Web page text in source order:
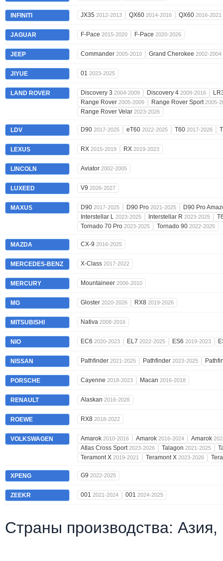
INFINITI JX35 2012-2013 QX60 2014-2016 QX60 2016-2021
JAGUAR F-Pace 2015-2020 F-Pace 2020-2026
JEEP Commander 2005-2010 Grand Cherokee 2002-2004
JIYUE 01 2023-2025
LAND ROVER Discovery 3 2004-2009 Discovery 4 2009-2016
Range Rover 2005-2009 Range Rover Sport2005-
Range Rover Velar 2023-2026
LDV D90 2017-2025 eT60 2022-2025 T60 2017-2026
LEXUS RX 2015-2019 RX 2019-2023
LINCOLN Aviator 2002-2005
LUXEED V9 2026-2027
MAXUS D90 2017-2025 D90 Pro 2021-2025
D90 Pro
Interstellar L 2023-2025 Interstellar R 2023-2025
Tornado 70 Pro 2023-2025 Tornado 90 2022-2025
MAZDA CX-9 2016-2025
MERCEDES-BENZ X-Class 2017-2022
MERCURY Mountaineer 2006-2010
MG Gloster 2020-2026 RX8 2019-2026
MITSUBISHI Nativa 2008-2016
NIO EC6 2020-2023 EL7 2022-2025 ES6 2019-2023
NISSAN Pathfinder 2021-2025 Pathfinder 2023-2025
PORSCHE Cayenne 2018-2023 Macan 2016-2018
RENAULT Alaskan 2016-2026
ROEWE RX8 2018-2022
VOLKSWAGEN Amarok 2010-2016 Amarok 2016-2024 Amarok
Atlas Cross Sport2023-2026 Talagon 2021-2025
Teramont X 2019-2021 Teramont X 2023-2026
XPENG G9 2022-2025
ZEEKR 001 2021-2024 001 2024-2025
Страны производства: Азия,